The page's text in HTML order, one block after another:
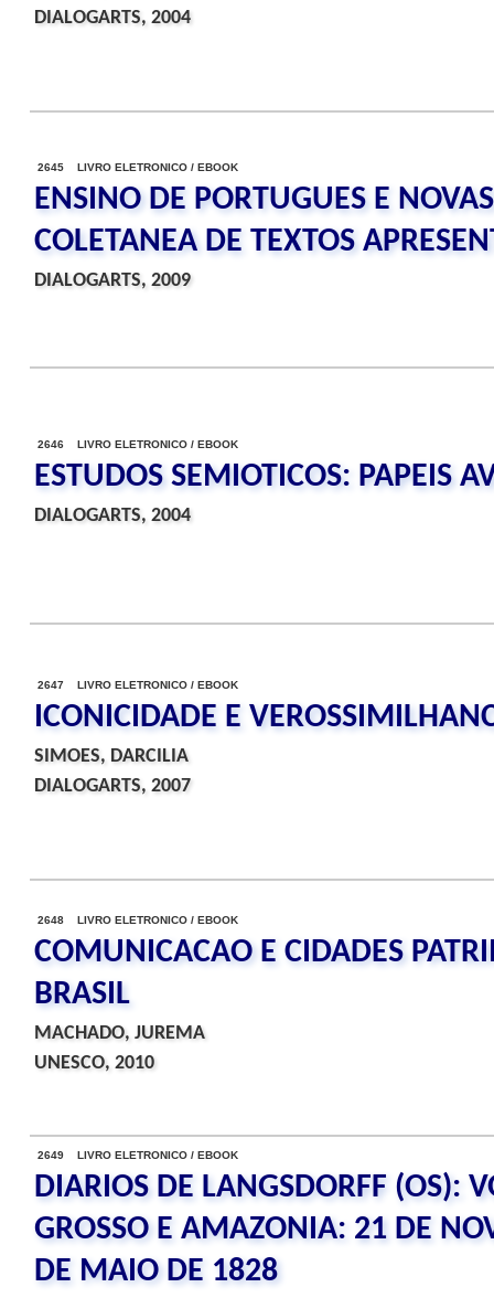
DIALOGARTS, 2004
2645 LIVRO ELETRONICO / EBOOK
ENSINO DE PORTUGUES E
COLETANEA DE TEXTOS
DIALOGARTS, 2009
2646 LIVRO ELETRONICO / EBOOK
ESTUDOS SEMIOTICOS: PAPEIS
DIALOGARTS, 2004
2647 LIVRO ELETRONICO / EBOOK
ICONICIDADE E
SIMOES, DARCILIA
DIALOGARTS, 2007
2648 LIVRO ELETRONICO / EBOOK
COMUNICACAO E CIDADES
BRASIL
MACHADO, JUREMA
UNESCO, 2010
2649 LIVRO ELETRONICO / EBOOK
DIARIOS DE LANGSDORFF (OS):
GROSSO E AMAZONIA: 21 DE
DE MAIO DE 1828